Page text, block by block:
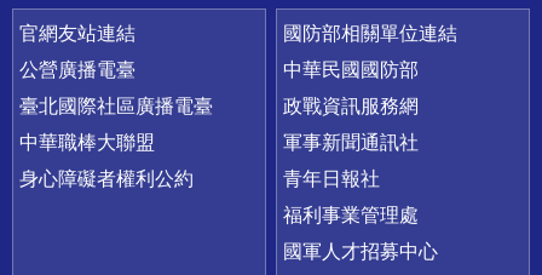
官網友站連結
公營廣播電臺
臺北國際社區廣播電臺
中華職棒大聯盟
身心障礙者權利公約
國防部相關單位連結
中華民國國防部
政戰資訊服務網
軍事新聞通訊社
青年日報社
福利事業管理處
國軍人才招募中心